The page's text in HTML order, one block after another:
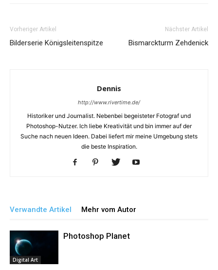
Vorheriger Artikel
Bilderserie Königsleitenspitze
Nächster Artikel
Bismarckturm Zehdenick
Dennis
http://www.rivertime.de/
Historiker und Journalist. Nebenbei begeisteter Fotograf und
Photoshop-Nutzer. Ich liebe Kreativität und bin immer auf der
Suche nach neuen Ideen. Dabei liefert mir meine Umgebung stets
die beste Inspiration.
Verwandte Artikel Mehr vom Autor
Digital Art
Photoshop Planet